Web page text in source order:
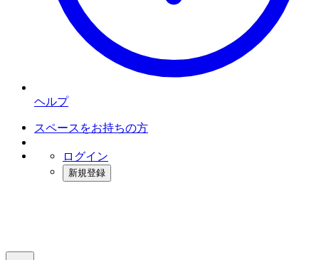
ヘルプ
スペースをお持ちの方
ログイン
新規登録